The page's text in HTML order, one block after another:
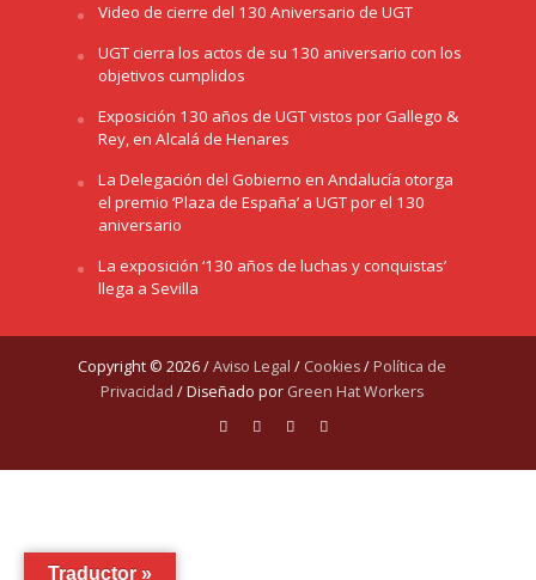
Video de cierre del 130 Aniversario de UGT
UGT cierra los actos de su 130 aniversario con los
objetivos cumplidos
Exposición 130 años de UGT vistos por Gallego &
Rey, en Alcalá de Henares
La Delegación del Gobierno en Andalucía otorga
el premio ‘Plaza de España’ a UGT por el 130
aniversario
La exposición ‘130 años de luchas y conquistas’
llega a Sevilla
Copyright © 2026 /Aviso Legal / Cookies/ Política de
Privacidad / Diseñado por Green Hat Workers
Traductor »